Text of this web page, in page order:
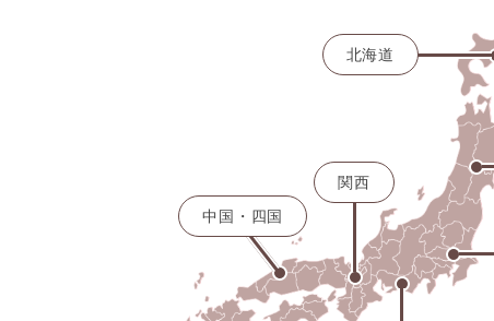
北海道
関西
中国・四国